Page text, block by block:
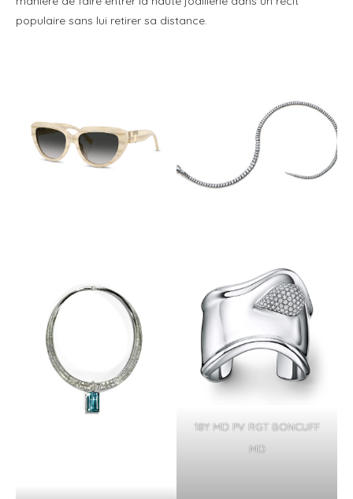
populaire sans lui retirer sa distance.
18Y MD PV RGT BONCUFF
MD